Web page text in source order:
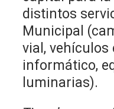
distintos
Municipal
vial, vehículos
informático,
luminarias).